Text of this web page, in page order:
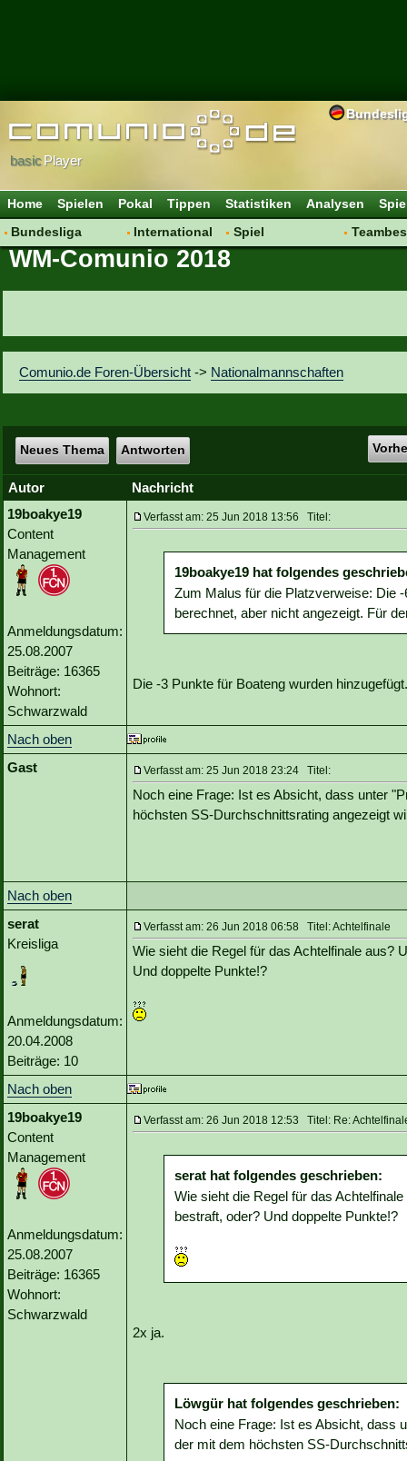
basicPlayer
Home Spielen Pokal Tippen Statistiken Analysen
Bundesliga
Hot News
Vereinsfragen
International
Vereine
Spiel
WM-Comunio 2018
Comunio.de Foren-Übersicht -> Nationalmannschaften
Neues Thema Antworten
Autor
Nachricht
19boakye19
Content
Management
Anmeldungsdatum:
25.08.2007
Beiträge: 16365
Wohnort:
Schwarzwald
Verfasst am: 25 Jun 2018 13:56 Titel:
19boakye19 hat folgendes
Zum Malus für die Platzverweise: Die
berechnet, aber nicht angezeigt. Für
Die -3 Punkte für Boateng wurden hinzugefügt.
Nach oben
Gast
Verfasst am: 25 Jun 2018 23:24 Titel:
Noch eine Frage: Ist es Absicht, dass unter
höchsten SS-Durchschnittsrating angezeigt
Nach oben
serat
Kreisliga
Anmeldungsdatum:
20.04.2008
Beiträge: 10
Verfasst am: 26 Jun 2018 06:58 Titel: Achtelfinale
Wie sieht die Regel für das Achtelfinale aus?
Und doppelte Punkte!?
Nach oben
19boakye19
Content
Management
Anmeldungsdatum:
25.08.2007
Beiträge: 16365
Wohnort:
Schwarzwald
Verfasst am: 26 Jun 2018 12:53 Titel: Re:
serat hat folgendes geschrieben:
Wie sieht die Regel für das
bestraft, oder? Und doppelte Punkte!?
2x ja.
Löwgür hat folgendes geschrieben:
Noch eine Frage: Ist es Absicht, dass
der mit dem höchsten SS-